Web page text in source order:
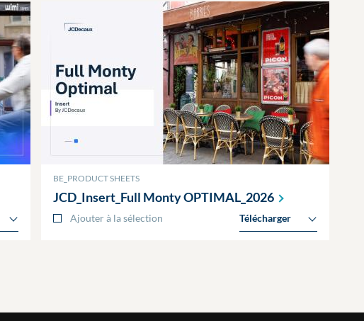
BE_PRODUCT SHEETS
JCD_Insert_Full MontyOPTIMAL_2026
Ajouter à la sélection Télécharger